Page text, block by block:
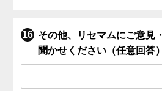
その他、リセマムにご意見
聞かせください（任意回答）